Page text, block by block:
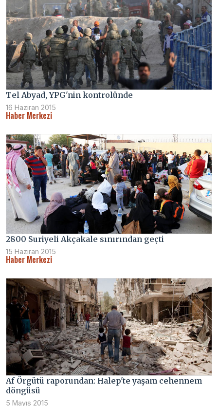
Tel Abyad, YPG'nin kontrolünde
16 Haziran 2015
Haber Merkezi
2800 Suriyeli Akçakale sınırından geçti
15 Haziran 2015
Haber Merkezi
Af Örgütü raporundan: Halep'te yaşam cehennem
döngüsü
5 Mayıs 2015